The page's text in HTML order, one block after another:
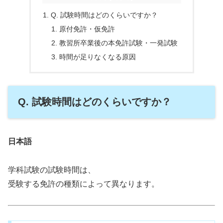
Q. 試験時間はどのくらいですか？
原付免許・仮免許
教習所卒業後の本免許試験・一発試験
時間が足りなくなる原因
Q. 試験時間はどのくらいですか？
日本語
学科試験の試験時間は、
受験する免許の種類によって異なります。